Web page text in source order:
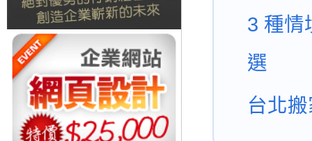
3 種情
選
台北